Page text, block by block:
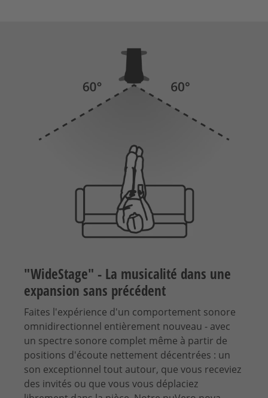
"WideStage" - La musicalité dans une
expansion sans précédent
Faites l'expérience d'un comportement sonore
omnidirectionnel entièrement nouveau - avec
un spectre sonore complet même à partir de
positions d'écoute nettement décentrées : un
son exceptionnel tout autour, que vous receviez
des invités ou que vous vous déplaciez